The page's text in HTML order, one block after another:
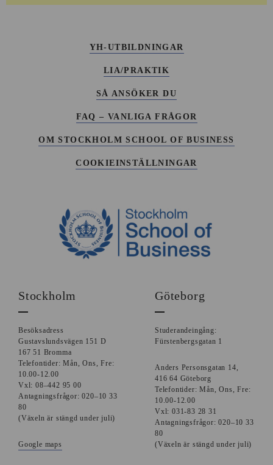
YH-UTBILDNINGAR
LIA/PRAKTIK
SÅ ANSÖKER DU
FAQ – VANLIGA FRÅGOR
OM STOCKHOLM SCHOOL OF BUSINESS
COOKIEINSTÄLLNINGAR
Stockholm
Besöksadress
Gustavslundsvägen 151 D
167 51 Bromma
Telefontider: Mån, Ons, Fre:
10.00-12.00
Vxl: 08–442 95 00
Antagningsfrågor: 020–10 33
80
(Växeln är stängd under juli)
Google maps
Göteborg
Studerandeingång:
Fürstenbergsgatan 1
Anders Personsgatan 14,
416 64 Göteborg
Telefontider: Mån, Ons, Fre:
10.00-12.00
Vxl: 031-83 28 31
Antagningsfrågor: 020–10 33
80
(Växeln är stängd under juli)